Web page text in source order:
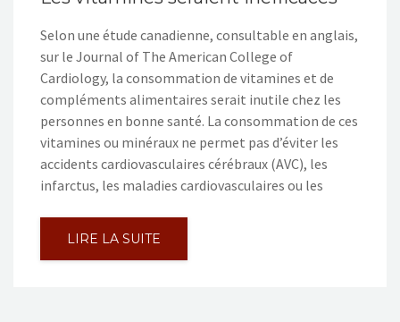
Selon une étude canadienne, consultable en anglais,
sur le Journal of The American College of
Cardiology, la consommation de vitamines et de
compléments alimentaires serait inutile chez les
personnes en bonne santé. La consommation de ces
vitamines ou minéraux ne permet pas d’éviter les
accidents cardiovasculaires cérébraux (AVC), les
infarctus, les maladies cardiovasculaires ou les
LIRE LA SUITE